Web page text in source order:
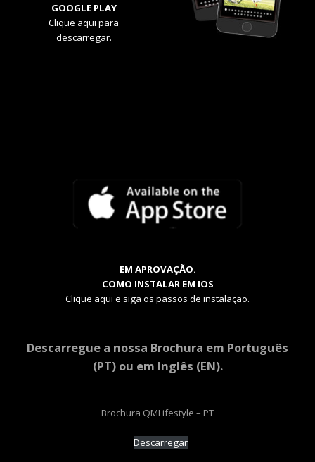
GOOGLE PLAY
Clique aqui para
descarregar.
EM APROVAÇÃO.
COMO INSTALAR EM IOS
Clique aqui e siga os passos de instalação.
Descarregue a nossa Brochura em Português
(PT) ou em Inglês (EN).
Brochura QMLifestyle – PT
Descarregar